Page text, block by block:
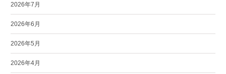
2026年7月
2026年6月
2026年5月
2026年4月